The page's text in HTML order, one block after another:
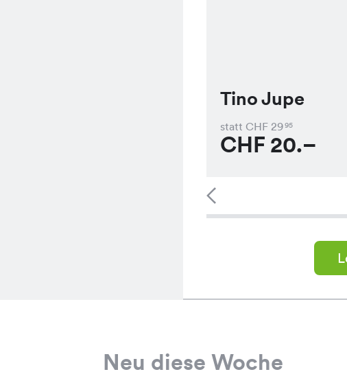
Tino Jupe
statt CHF 2995
CHF 20.–
Neu diese Woche